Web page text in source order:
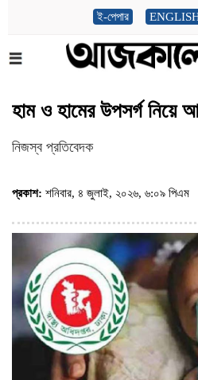
ই-পেপার
হাম ও হামের উপসর্গ নিয়ে
নিজস্ব প্রতিবেদক
প্রকাশ: শনিবার, ৪ জুলাই, ২০২৬, ৬:০৯ পিএম